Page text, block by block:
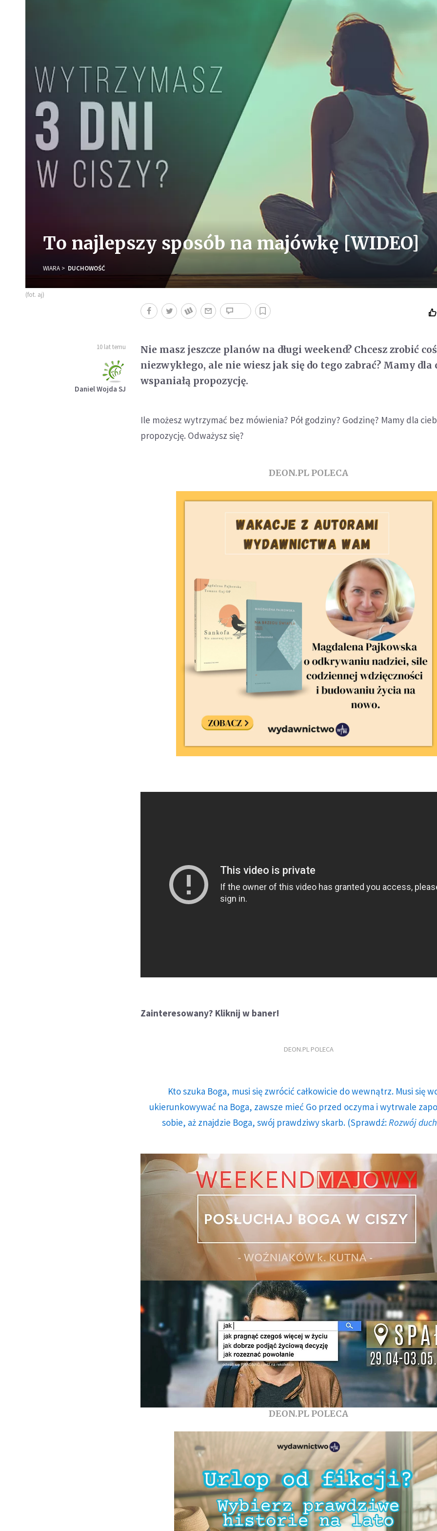
To najlepszy sposób na majówkę [WIDEO]
WIARA DUCHOWOŚĆ
(fot. aj)
10 lat temu
Daniel Wojda SJ
Nie masz jeszcze planów na długi weekend? Chcesz zrobić coś
niezwykłego, ale nie wiesz jak się do tego zabrać? Mamy dla
wspaniałą propozycję.
Ile możesz wytrzymać bez mówienia? Pół godziny? Godzinę? Mamy dla
propozycję. Odważysz się?
DEON.PL POLECA
Zainteresowany? Kliknij w baner!
DEON.PL POLECA
Kto szuka Boga, musi się zwrócić całkowicie do wewnątrz. Musi się
ukierunkowywać na Boga, zawsze mieć Go przed oczyma i wytrwale
sobie, aż znajdzie Boga, swój prawdziwy skarb. (Sprawdź: Rozwój
DEON.PL POLECA